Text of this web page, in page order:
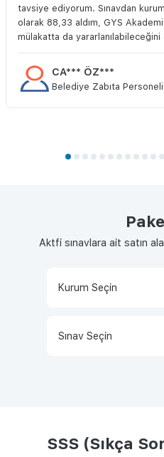
tavsiye ediyorum. Sınavdan
olarak 88,33 aldım, GYS
mülakatta da yararlanılabileceğini
CA*** ÖZ***
Belediye Zabıta Personeli
Aktfi sınavlara ait satın
SSS (Sıkça